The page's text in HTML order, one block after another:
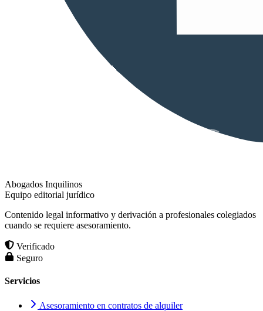
Abogados Inquilinos
Equipo editorial jurídico
Contenido legal informativo y derivación a profesionales colegiados
cuando se requiere asesoramiento.
Verificado
Seguro
Servicios
Asesoramiento en contratos de alquiler